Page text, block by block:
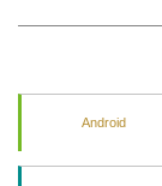
Android